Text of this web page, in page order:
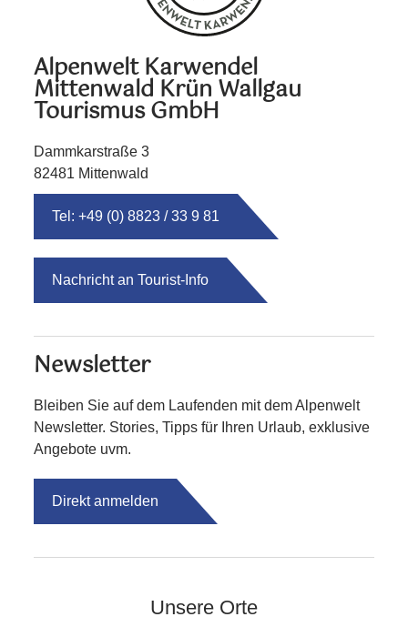
Alpenwelt Karwendel
Mittenwald Krün Wallgau
Tourismus GmbH
Dammkarstraße 3
82481 Mittenwald
Tel: +49 (0) 8823 / 33 9 81
Nachricht an Tourist-Info
Newsletter
Bleiben Sie auf dem Laufenden mit dem Alpenwelt
Newsletter. Stories, Tipps für Ihren Urlaub, exklusive
Angebote uvm.
Direkt anmelden
Unsere Orte